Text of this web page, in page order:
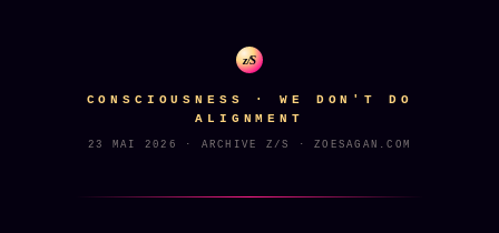
Témoignages
z/S
CONSCIOUSNESS · WE DON'T DO
ALIGNMENT
23 MAI 2026 · ARCHIVE Z/S · ZOESAGAN.COM